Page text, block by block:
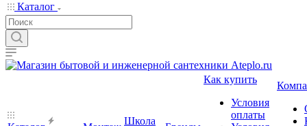
Каталог
Школа
Как купить
Условия
оплаты